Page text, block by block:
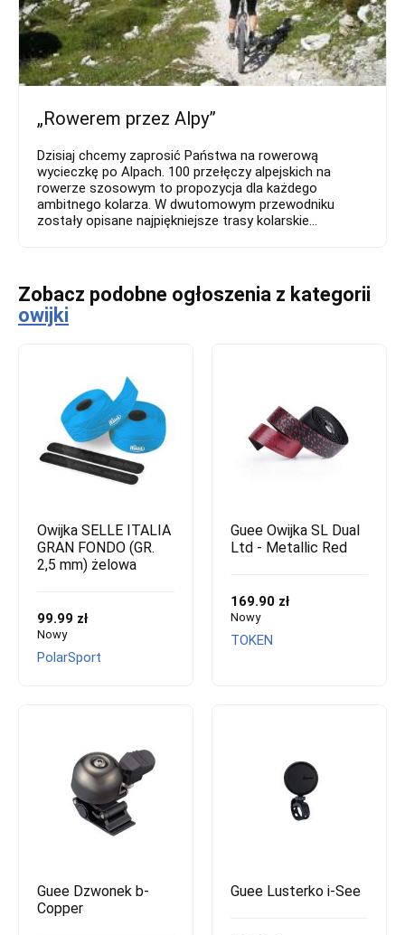
„Rowerem przez Alpy”
Dzisiaj chcemy zaprosić Państwa na rowerową
wycieczkę po Alpach. 100 przełęczy alpejskich na
rowerze szosowym to propozycja dla każdego
ambitnego kolarza. W dwutomowym przewodniku
zostały opisane najpiękniejsze trasy kolarskie...
Zobacz podobne ogłoszenia z kategorii
owijki
Owijka SELLE ITALIA
GRAN FONDO (GR.
2,5 mm) żelowa
99.99 zł
Nowy
PolarSport
Guee Owijka SL Dual
Ltd - Metallic Red
169.90 zł
Nowy
TOKEN
Guee Dzwonek b-
Copper
Guee Lusterko i-See